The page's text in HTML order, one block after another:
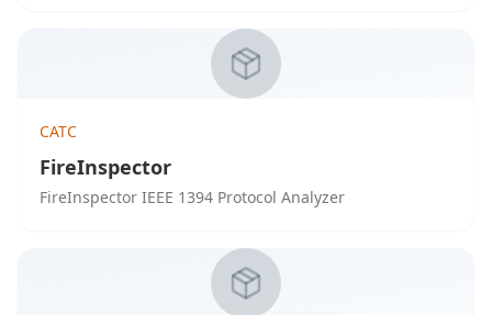
CATC
FireInspector
FireInspector IEEE 1394 Protocol Analyzer